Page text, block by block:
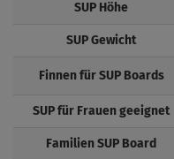
SUP Höhe
SUP Gewicht
Finnen für SUP Boards
SUP für Frauen geeignet
Familien SUP Board